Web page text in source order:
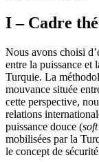
I – Cadre
Nous avons choisi
entre la puissance et
Turquie. La
mouvance située
cette perspective,
relations
puissance douce (
mobilisées par la
le concept de